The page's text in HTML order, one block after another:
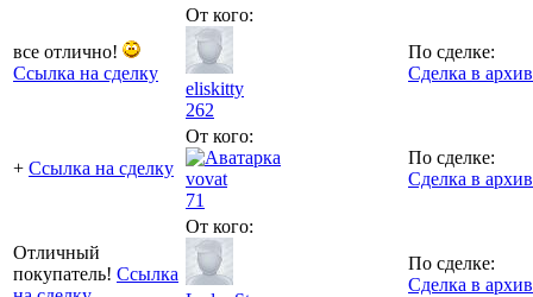
все отлично!
Ссылка на сделку
От кого:
eliskitty
262
По сделке:
Сделка в
+ Ссылка на сделку
От кого:
vovat
71
По сделке:
Сделка в
Отличный
покупатель! Ссылка
От кого:
По сделке:
Сделка в